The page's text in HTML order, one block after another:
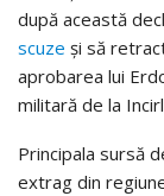
după această
scuze și să
aprobarea lui
militară de la
Principala sursă
extrag din